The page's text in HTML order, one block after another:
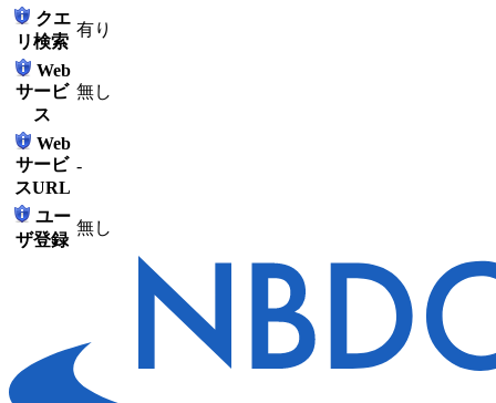
クエ
リ検索
有り
Web
サービ
ス
無し
Web
サービ
スURL
-
ユー
ザ登録
無し